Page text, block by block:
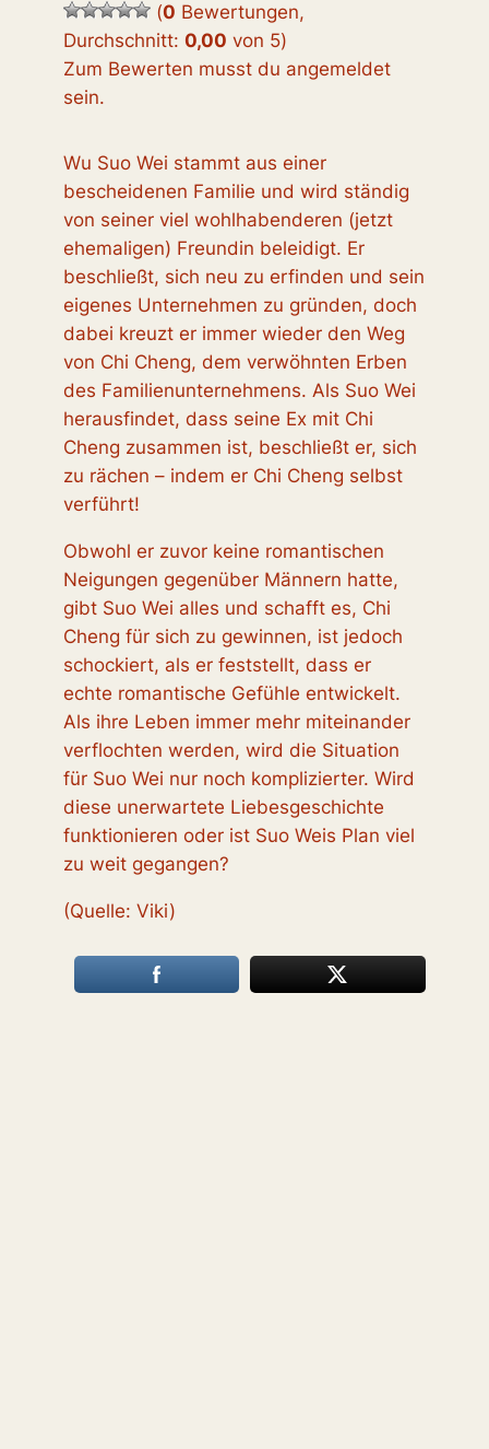
(0 Bewertungen,
Durchschnitt:0,00 von 5)
Zum Bewerten musst du angemeldet
sein.
Wu Suo Wei stammt aus einer
bescheidenen Familie und wird ständig
von seiner viel wohlhabenderen (jetzt
ehemaligen) Freundin beleidigt. Er
beschließt, sich neu zu erfinden und sein
eigenes Unternehmen zu gründen, doch
dabei kreuzt er immer wieder den Weg
von Chi Cheng, dem verwöhnten Erben
des Familienunternehmens. Als Suo Wei
herausfindet, dass seine Ex mit Chi
Cheng zusammen ist, beschließt er, sich
zu rächen – indem er Chi Cheng selbst
verführt!
Obwohl er zuvor keine romantischen
Neigungen gegenüber Männern hatte,
gibt Suo Wei alles und schafft es, Chi
Cheng für sich zu gewinnen, ist jedoch
schockiert, als er feststellt, dass er
echte romantische Gefühle entwickelt.
Als ihre Leben immer mehr miteinander
verflochten werden, wird die Situation
für Suo Wei nur noch komplizierter. Wird
diese unerwartete Liebesgeschichte
funktionieren oder ist Suo Weis Plan viel
zu weit gegangen?
(Quelle: Viki)